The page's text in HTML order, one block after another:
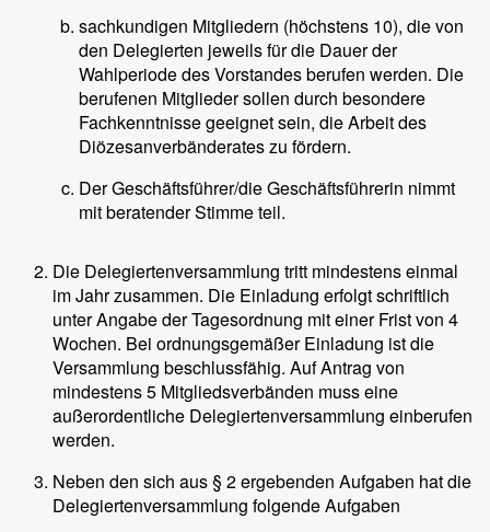
sachkundigen Mitgliedern (höchstens 10), die von
den Delegierten jeweils für die Dauer der
Wahlperiode des Vorstandes berufen werden. Die
berufenen Mitglieder sollen durch besondere
Fachkenntnisse geeignet sein, die Arbeit des
Diözesanverbänderates zu fördern.
Der Geschäftsführer/die Geschäftsführerin nimmt
mit beratender Stimme teil.
Die Delegiertenversammlung tritt mindestens einmal
im Jahr zusammen. Die Einladung erfolgt schriftlich
unter Angabe der Tagesordnung mit einer Frist von 4
Wochen. Bei ordnungsgemäßer Einladung ist die
Versammlung beschlussfähig. Auf Antrag von
mindestens 5 Mitgliedsverbänden muss eine
außerordentliche Delegiertenversammlung einberufen
werden.
Neben den sich aus § 2 ergebenden Aufgaben hat die
Delegiertenversammlung folgende Aufgaben